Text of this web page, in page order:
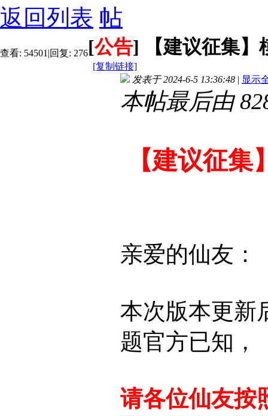
返回列表
查看: 54501 |回复: 276[公告] 【建议征集
[复制链接]
发表于 2024-6-5 13:36:48 | 显示
本帖最后由
【建议征
亲爱的仙友：
本次版本更新
题官方已知，
请各位仙友按